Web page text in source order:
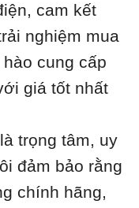
cam kết
nghiệm mua
cung cấp
giá tốt nhất
trọng tâm, uy
đảm bảo rằng
chính hãng,